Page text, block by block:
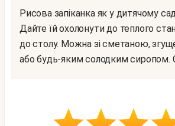
Рисова запіканка як у дитячому садку готова.
Дайте їй охолонути до теплого
до столу. Можна зі сметаною,
або будь-яким солодким сиропом.